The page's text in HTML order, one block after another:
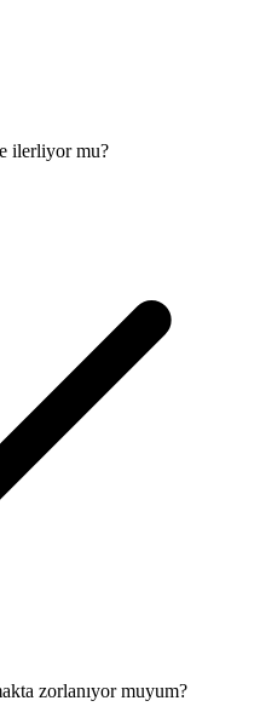
ilerliyor mu?
zorlanıyor muyum?